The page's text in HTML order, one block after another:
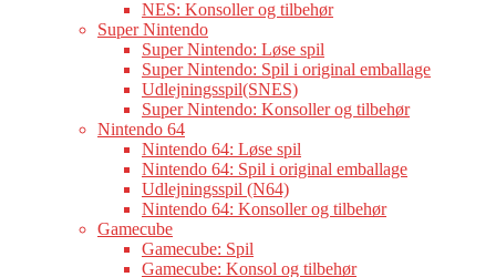
NES: Konsoller og tilbehør
Super Nintendo
Super Nintendo: Løse spil
Super Nintendo: Spil i original emballage
Udlejningsspil(SNES)
Super Nintendo: Konsoller og tilbehør
Nintendo 64
Nintendo 64: Løse spil
Nintendo 64: Spil i original emballage
Udlejningsspil (N64)
Nintendo 64: Konsoller og tilbehør
Gamecube
Gamecube: Spil
Gamecube: Konsol og tilbehør